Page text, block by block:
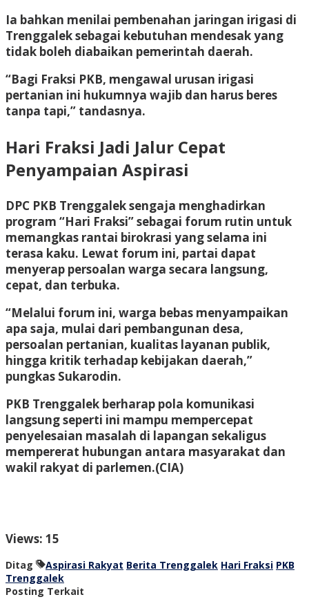
Ia bahkan menilai pembenahan jaringan irigasi di
Trenggalek sebagai kebutuhan mendesak yang
tidak boleh diabaikan pemerintah daerah.
“Bagi Fraksi PKB, mengawal urusan irigasi
pertanian ini hukumnya wajib dan harus beres
tanpa tapi,” tandasnya.
Hari Fraksi Jadi Jalur Cepat
Penyampaian Aspirasi
DPC PKB Trenggalek sengaja menghadirkan
program “Hari Fraksi” sebagai forum rutin untuk
memangkas rantai birokrasi yang selama ini
terasa kaku. Lewat forum ini, partai dapat
menyerap persoalan warga secara langsung,
cepat, dan terbuka.
“Melalui forum ini, warga bebas menyampaikan
apa saja, mulai dari pembangunan desa,
persoalan pertanian, kualitas layanan publik,
hingga kritik terhadap kebijakan daerah,”
pungkas Sukarodin.
PKB Trenggalek berharap pola komunikasi
langsung seperti ini mampu mempercepat
penyelesaian masalah di lapangan sekaligus
mempererat hubungan antara masyarakat dan
wakil rakyat di parlemen.(CIA)
Views: 15
Ditag Aspirasi Rakyat Berita Trenggalek Hari Fraksi PKB
Trenggalek
Posting Terkait